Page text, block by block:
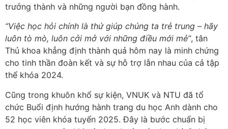
trưởng thành và những người bạn đồng hành.
“Việc học hỏi chính là thứ giúp chúng ta trẻ trung – hãy
luôn tò mò, luôn cởi mở với những điều mới mẻ”, tân
Thủ khoa khẳng định thành quả hôm nay là minh chứng
cho tinh thần đoàn kết và sự hỗ trợ lẫn nhau của cả tập
thể khóa 2024.
Cũng trong khuôn khổ sự kiện, VNUK và NTU đã tổ
chức Buổi định hướng hành trang du học Anh dành cho
52 học viên khóa tuyển 2025. Đây là bước chuẩn bị